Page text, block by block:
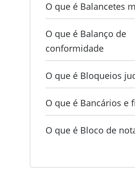
O que é Balancetes
O que é Balanço de
conformidade
O que é Bloqueios
O que é Bancários e
O que é Bloco de